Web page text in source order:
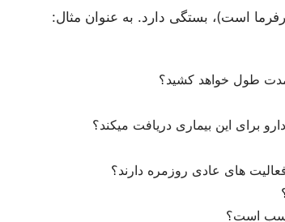
است)، بستگی دارد. به عنوان مثال:
مدت طول خواهد کشید؟
برای این بیماری دریافت میکند؟
فعالیت های عادی روزمره دارند؟
است؟